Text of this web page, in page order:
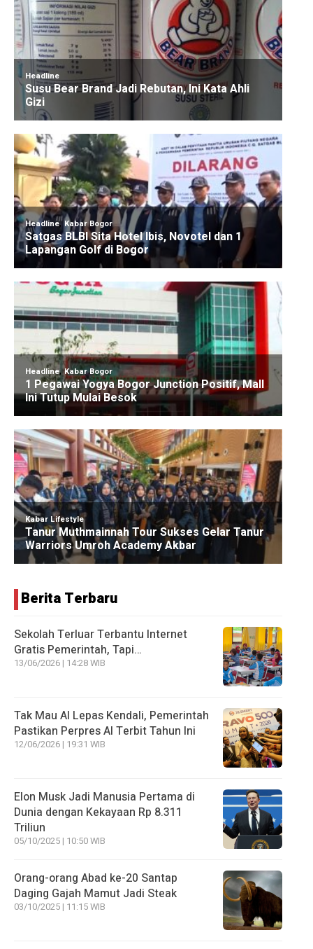
Berita Terbaru
Sekolah Terluar Terbantu Internet
Gratis Pemerintah, Tapi…
13/06/2026 | 14:28 WIB
Tak Mau AI Lepas Kendali, Pemerintah
Pastikan Perpres AI Terbit Tahun Ini
12/06/2026 | 19:31 WIB
Elon Musk Jadi Manusia Pertama di
Dunia dengan Kekayaan Rp 8.311
Triliun
05/10/2025 | 10:50 WIB
Orang-orang Abad ke-20 Santap
Daging Gajah Mamut Jadi Steak
03/10/2025 | 11:15 WIB